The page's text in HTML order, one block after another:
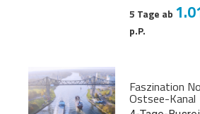
5 Tage ab
p.P.
Faszination
Ostsee-Kanal